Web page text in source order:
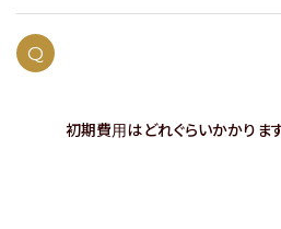
A
オーナー・貸主など様々な立場
Q
初期費用はどれぐらいかかりま